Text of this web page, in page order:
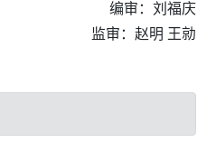
编审：刘福庆
监审：赵明 王勍